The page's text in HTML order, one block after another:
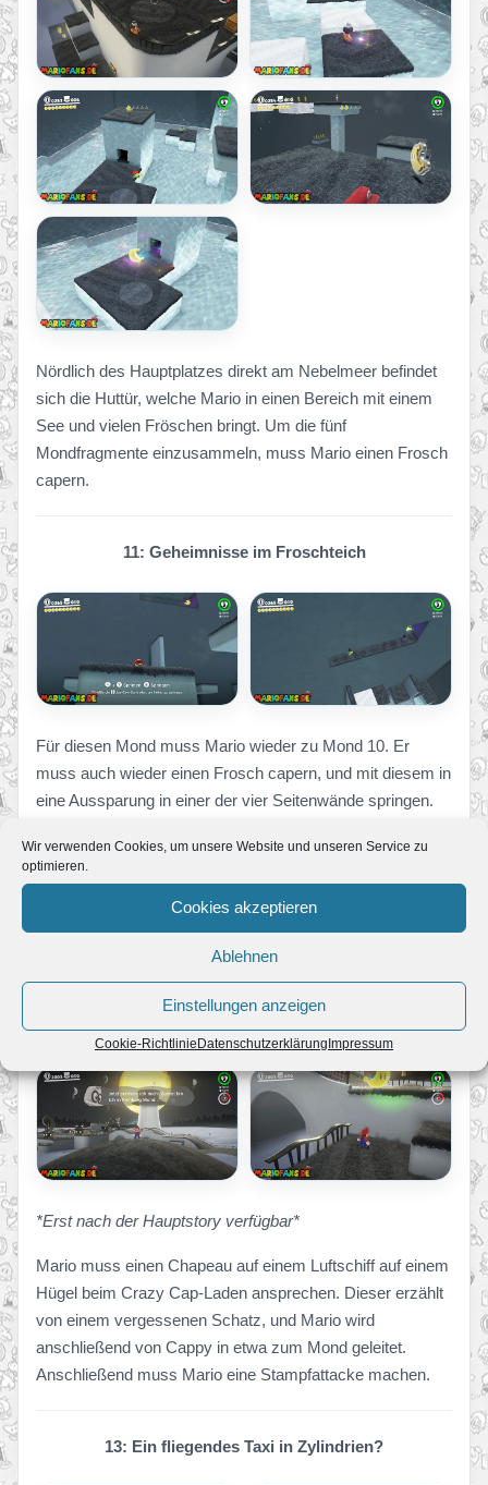
Wir verwenden Cookies, um unsere Website und unseren Service zu
optimieren.
Cookies akzeptieren
Ablehnen
Einstellungen anzeigen
Cookie-RichtlinieDatenschutzerklärungImpressum
Nördlich des Hauptplatzes direkt am Nebelmeer befindet
sich die Huttür, welche Mario in einen Bereich mit einem
See und vielen Fröschen bringt. Um die fünf
Mondfragmente einzusammeln, muss Mario einen Frosch
capern.
11: Geheimnisse im Froschteich
Für diesen Mond muss Mario wieder zu Mond 10. Er
muss auch wieder einen Frosch capern, und mit diesem in
eine Aussparung in einer der vier Seitenwände springen.
12: Der vergessene Schatz
*Erst nach der Hauptstory verfügbar*
Mario muss einen Chapeau auf einem Luftschiff auf einem
Hügel beim Crazy Cap-Laden ansprechen. Dieser erzählt
von einem vergessenen Schatz, und Mario wird
anschließend von Cappy in etwa zum Mond geleitet.
Anschließend muss Mario eine Stampfattacke machen.
13: Ein fliegendes Taxi in Zylindrien?